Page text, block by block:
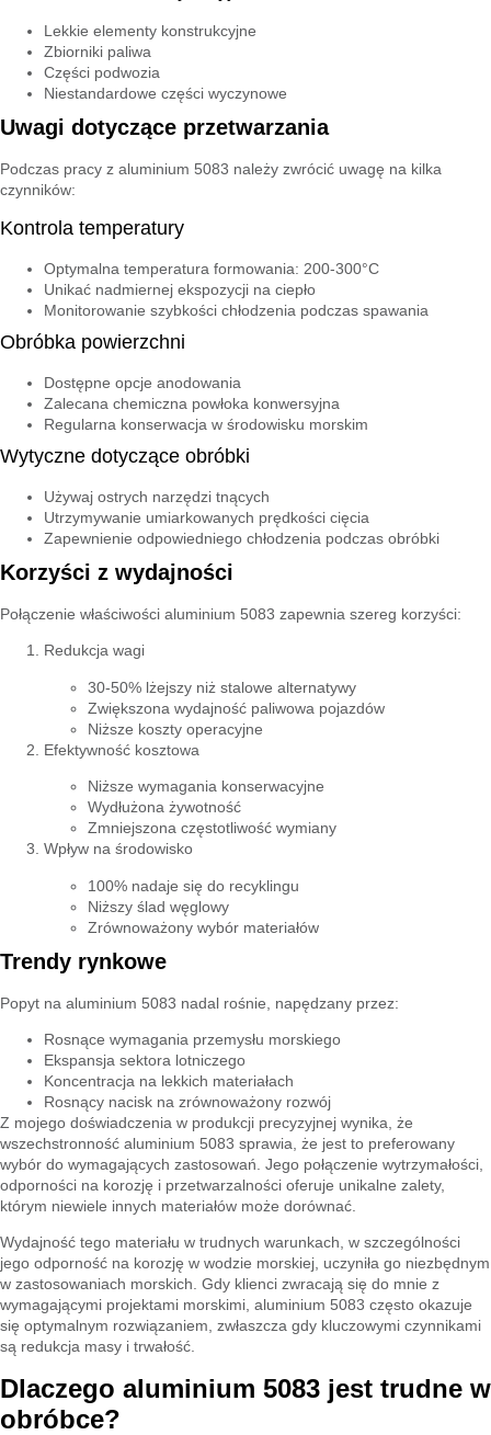
Lekkie elementy konstrukcyjne
Zbiorniki paliwa
Części podwozia
Niestandardowe części wyczynowe
Uwagi dotyczące przetwarzania
Podczas pracy z aluminium 5083 należy zwrócić uwagę na kilka
czynników:
Kontrola temperatury
Optymalna temperatura formowania: 200-300°C
Unikać nadmiernej ekspozycji na ciepło
Monitorowanie szybkości chłodzenia podczas spawania
Obróbka powierzchni
Dostępne opcje anodowania
Zalecana chemiczna powłoka konwersyjna
Regularna konserwacja w środowisku morskim
Wytyczne dotyczące obróbki
Używaj ostrych narzędzi tnących
Utrzymywanie umiarkowanych prędkości cięcia
Zapewnienie odpowiedniego chłodzenia podczas obróbki
Korzyści z wydajności
Połączenie właściwości aluminium 5083 zapewnia szereg korzyści:
Redukcja wagi
30-50% lżejszy niż stalowe alternatywy
Zwiększona wydajność paliwowa pojazdów
Niższe koszty operacyjne
Efektywność kosztowa
Niższe wymagania konserwacyjne
Wydłużona żywotność
Zmniejszona częstotliwość wymiany
Wpływ na środowisko
100% nadaje się do recyklingu
Niższy ślad węglowy
Zrównoważony wybór materiałów
Trendy rynkowe
Popyt na aluminium 5083 nadal rośnie, napędzany przez:
Rosnące wymagania przemysłu morskiego
Ekspansja sektora lotniczego
Koncentracja na lekkich materiałach
Rosnący nacisk na zrównoważony rozwój
Z mojego doświadczenia w produkcji precyzyjnej wynika, że
wszechstronność aluminium 5083 sprawia, że jest to preferowany
wybór do wymagających zastosowań. Jego połączenie wytrzymałości,
odporności na korozję i przetwarzalności oferuje unikalne zalety,
którym niewiele innych materiałów może dorównać.
Wydajność tego materiału w trudnych warunkach, w szczególności
jego odporność na korozję w wodzie morskiej, uczyniła go niezbędnym
w zastosowaniach morskich. Gdy klienci zwracają się do mnie z
wymagającymi projektami morskimi, aluminium 5083 często okazuje
się optymalnym rozwiązaniem, zwłaszcza gdy kluczowymi czynnikami
są redukcja masy i trwałość.
Dlaczego aluminium 5083 jest trudne w
obróbce?